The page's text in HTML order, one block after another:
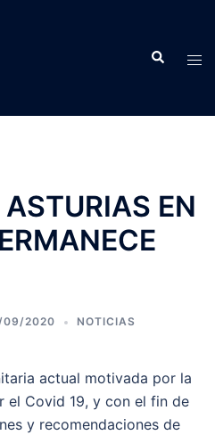
Buscar
EN
2020 NOTICIAS
actual motivada por la
el Covid 19, y con el fin de
y recomendaciones de